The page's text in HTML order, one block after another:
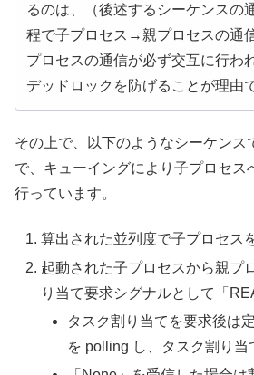
るのは、（後述するシーケンスの
程で子プロセス→親プロセスの通
プロセスの通信が必ず交互に行わ
デッドロックを防げることが理由
その上で、以下のようなシーケンス
で、キューイングにより子プロセス
行っています。
算出された並列度で子プロセス
起動された子プロセスから親プ
り当て要求シグナルとして「
タスク割り当てを要求後は
を polling し、タスク割り当